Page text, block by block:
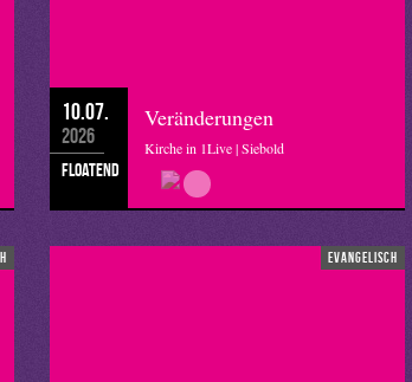
10.07.
2026
floatend
Veränderungen
Kirche in 1Live | Siebold
evangelisch